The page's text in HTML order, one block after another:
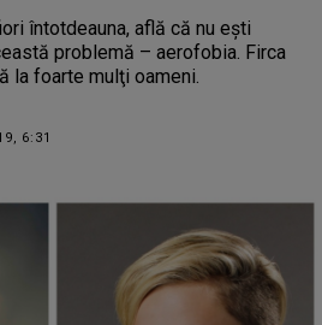
întotdeauna, află că nu eşti
problemă – aerofobia. Firca
la foarte mulţi oameni.
6:31